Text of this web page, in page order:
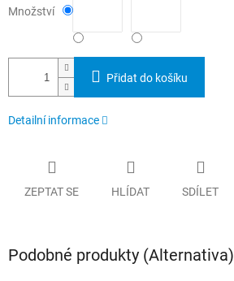
Množství
Přidat do košíku
Detailní informace
ZEPTAT SE HLÍDAT SDÍLET
Podobné produkty (Alternativa)